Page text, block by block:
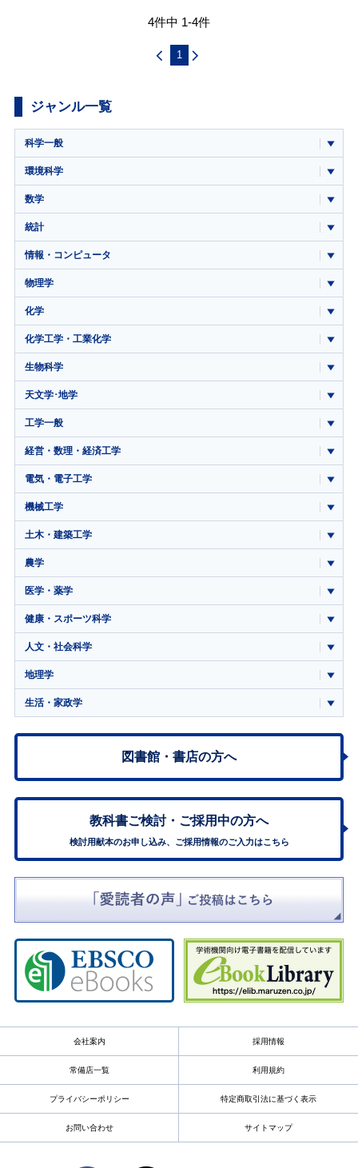
4件中 1-4件
1
ジャンル一覧
科学一般
環境科学
数学
統計
情報・コンピュータ
物理学
化学
化学工学・工業化学
生物科学
天文学･地学
工学一般
経営・数理・経済工学
電気・電子工学
機械工学
土木・建築工学
農学
医学・薬学
健康・スポーツ科学
人文・社会科学
地理学
生活・家政学
図書館・書店の方へ
教科書ご検討・ ご採用中の方へ
検討用献本のお申し込み、ご採用情報のご入力はこちら
会社案内 採用情報
常備店一覧 利用規約
プライバシーポリシー 特定商取引法に基づく表示
お問い合わせ サイトマップ